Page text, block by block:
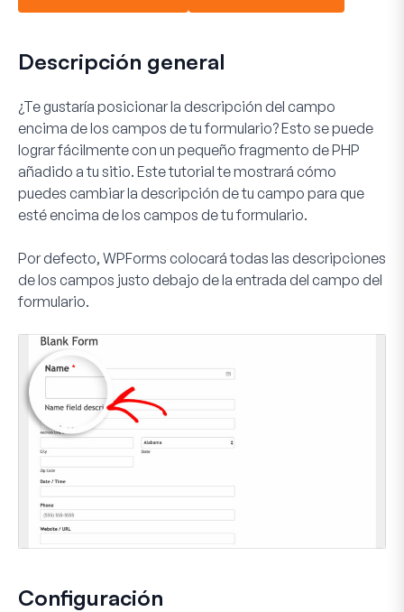
Descripción general
¿Te gustaría posicionar la descripción del campo
encima de los campos de tu formulario? Esto se puede
lograr fácilmente con un pequeño fragmento de PHP
añadido a tu sitio. Este tutorial te mostrará cómo
puedes cambiar la descripción de tu campo para que
esté encima de los campos de tu formulario.
Por defecto, WPForms colocará todas las descripciones
de los campos justo debajo de la entrada del campo del
formulario.
Configuración